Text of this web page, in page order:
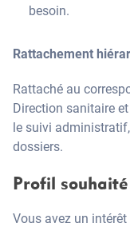
besoin.
Rattachement
Rattaché au
Direction sanitaire
le suivi
dossiers.
Profil souhaité
Vous avez un